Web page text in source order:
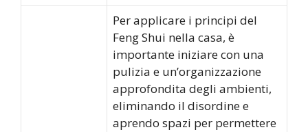
Per applicare i principi del
Feng Shui nella casa, è
importante iniziare con una
pulizia e un’organizzazione
approfondita degli ambienti,
eliminando il disordine e
aprendo spazi per permettere